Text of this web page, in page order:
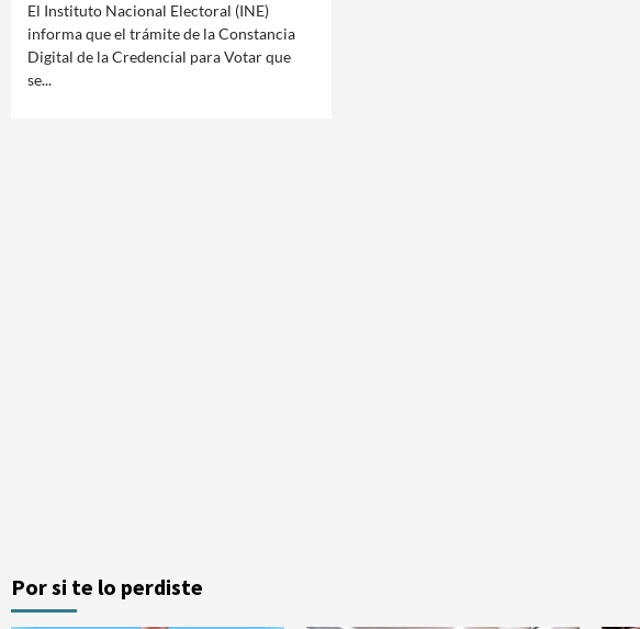
El Instituto Nacional Electoral (INE)
informa que el trámite de la Constancia
Digital de la Credencial para Votar que
se...
Por si te lo perdiste